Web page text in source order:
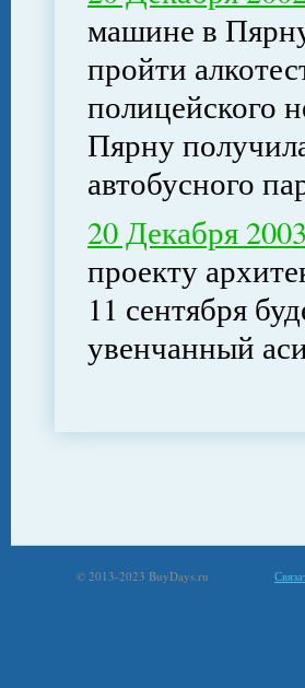
машине в
пройти
полицейского
Пярну
автобусного
20 Декабря 2003
проекту
11 сентября
увенчанный
© 2013-2023 BuyDays.ru